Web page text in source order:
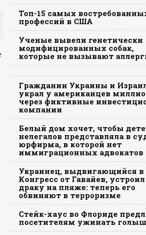
Топ-15 самых
профессий в США
Ученые вывели генетически
модифицированных собак,
которые не вызывают
Гражданин Украины и
украл у американцев
через фиктивные
компании
Белый дом хочет, чтобы
нелегалов представляла в
юрфирма, в которой нет
иммиграционных адвокатов
Украинец, выдвигающийся в
Конгресс от Гавайев, устроил
драку на пляже: теперь его
обвиняют в терроризме
Стейк-хаус во Флориде
посетителям ужинать